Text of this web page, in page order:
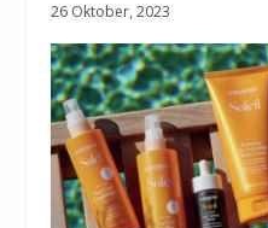
26 Oktober, 2023